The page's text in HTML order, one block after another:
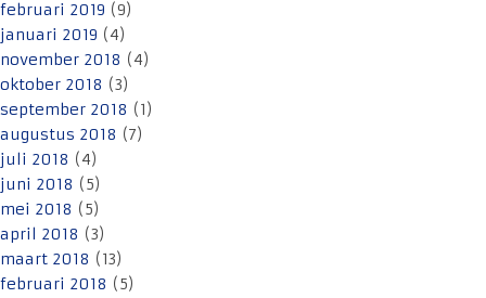
februari 2019 (9)
januari 2019 (4)
november 2018 (4)
oktober 2018 (3)
september 2018 (1)
augustus 2018 (7)
juli 2018 (4)
juni 2018 (5)
mei 2018 (5)
april 2018 (3)
maart 2018 (13)
februari 2018 (5)